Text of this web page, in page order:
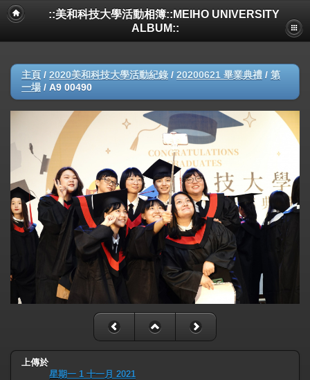
::美和科技大學活動相簿::MEIHO UNIVERSITY
ALBUM::
主頁 / 2020美和科技大學活動紀錄 / 20200621 畢業典禮 / 第
一場 / A9 00490
上傳於
星期一 1 十一月 2021